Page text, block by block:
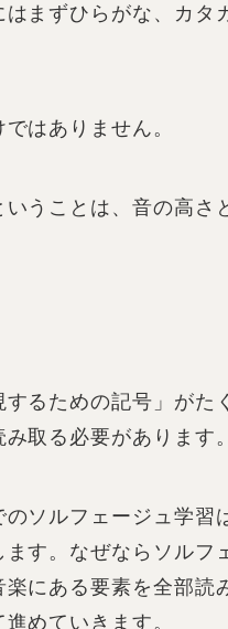
まずひらがな、カタ
はありません。
うことは、音の高さ
るための記号」がた
取る必要があります。
ソルフェージュ学習
す。なぜならソルフ
にある要素を全部読
めていきます。